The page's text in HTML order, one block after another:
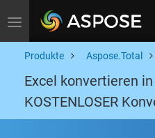
Toggle navigation
Produkte Aspose.Total
Excel konvertieren in
KOSTENLOSER